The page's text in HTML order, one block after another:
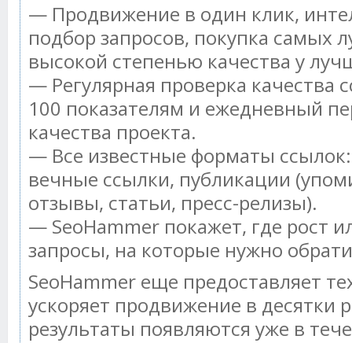
— Продвижение в один клик,
подбор запросов, покупка самых
высокой степенью качества у
— Регулярная проверка качества
100 показателям и ежедневный
качества проекта.
— Все известные форматы
вечные ссылки, публикации
отзывы, статьи, пресс-релизы).
— SeoHammer покажет, где рост
запросы, на которые нужно
SeoHammer еще предоставляет
ускоряет продвижение в десятки
результаты появляются уже в